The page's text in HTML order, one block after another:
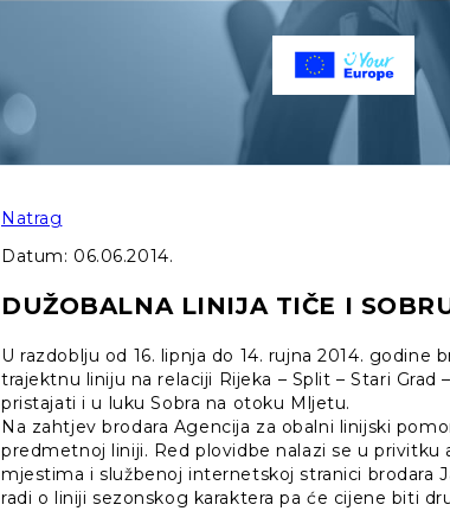
Natrag
Datum: 06.06.2014.
DUŽOBALNA LINIJA TIČE I
U razdoblju od 16. lipnja do 14. rujna 2014. godine
trajektnu liniju na relaciji Rijeka – Split – Stari
pristajati i u luku Sobra na otoku Mljetu.
Na zahtjev brodara Agencija za obalni linijski
predmetnoj liniji. Red plovidbe nalazi se u
mjestima i službenoj internetskoj stranici brodara
radi o liniji sezonskog karaktera pa će cijene biti